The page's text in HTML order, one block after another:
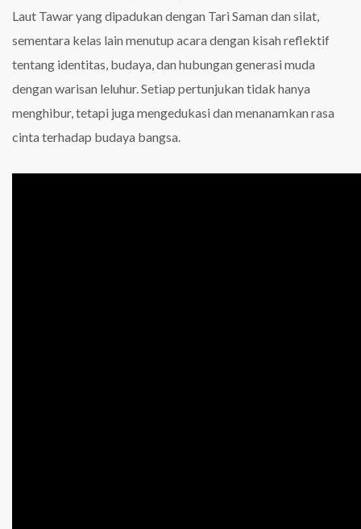
Laut Tawar yang dipadukan dengan Tari Saman dan silat,
sementara kelas lain menutup acara dengan kisah reflektif
tentang identitas, budaya, dan hubungan generasi muda
dengan warisan leluhur. Setiap pertunjukan tidak hanya
menghibur, tetapi juga mengedukasi dan menanamkan rasa
cinta terhadap budaya bangsa.